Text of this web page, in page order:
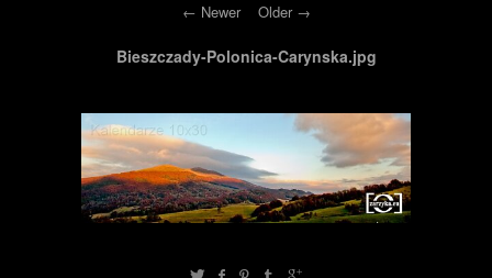
Newer Older
Bieszczady-Polonica-Carynska.jpg